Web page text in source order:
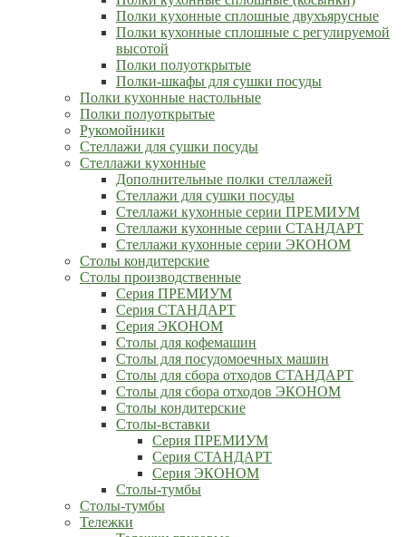
Полки кухонные сплошные двухъярусные
Полки кухонные сплошные с регулируемой
высотой
Полки полуоткрытые
Полки-шкафы для сушки посуды
Полки кухонные настольные
Полки полуоткрытые
Рукомойники
Стеллажи для сушки посуды
Стеллажи кухонные
Дополнительные полки стеллажей
Стеллажи для сушки посуды
Стеллажи кухонные серии ПРЕМИУМ
Стеллажи кухонные серии СТАНДАРТ
Стеллажи кухонные серии ЭКОНОМ
Столы кондитерские
Столы производственные
Серия ПРЕМИУМ
Серия СТАНДАРТ
Серия ЭКОНОМ
Столы для кофемашин
Столы для посудомоечных машин
Столы для сбора отходов СТАНДАРТ
Столы для сбора отходов ЭКОНОМ
Столы кондитерские
Столы-вставки
Серия ПРЕМИУМ
Серия СТАНДАРТ
Серия ЭКОНОМ
Столы-тумбы
Столы-тумбы
Тележки